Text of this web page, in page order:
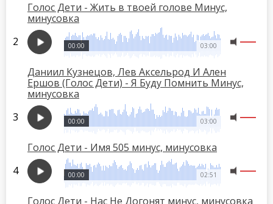
Голос Дети - Жить в твоей голове Минус,
минусовка
03:00
00:00
Даниил Кузнецов, Лев Аксельрод И Ален
Ершов (Голос Дети) - Я Буду Помнить Минус,
минусовка
03:00
00:00
Голос Дети - Имя 505 минус, минусовка
02:51
00:00
Голос Дети - Нас Не Догонят минус, минусовка